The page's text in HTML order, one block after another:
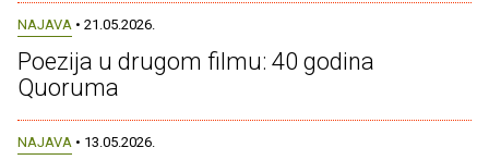
NAJAVA • 21.05.2026.
Poezija u drugom filmu: 40 godina
Quoruma
NAJAVA • 13.05.2026.